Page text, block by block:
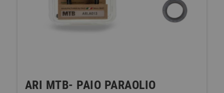
ARI MTB- PAIO PARAOLIO